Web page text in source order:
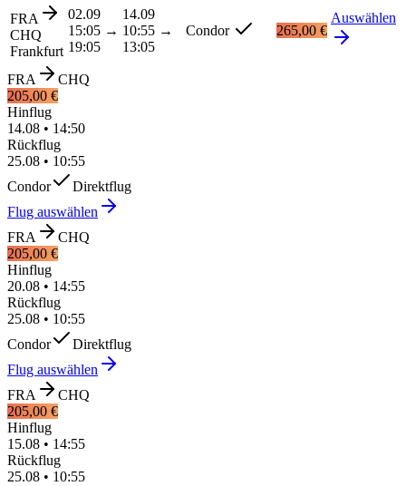
FRA
CHQ
Frankfurt
02.09
15:05 →
19:05
14.09
10:55 →
13:05
Condor 265,00 €
Auswählen
FRA
CHQ
205,00 €
Hinflug
14.08 • 14:50
Rückflug
25.08 • 10:55
Condor
Direktflug
Flug auswählen
FRA
CHQ
205,00 €
Hinflug
20.08 • 14:55
Rückflug
25.08 • 10:55
Condor
Direktflug
Flug auswählen
FRA
CHQ
205,00 €
Hinflug
15.08 • 14:55
Rückflug
25.08 • 10:55